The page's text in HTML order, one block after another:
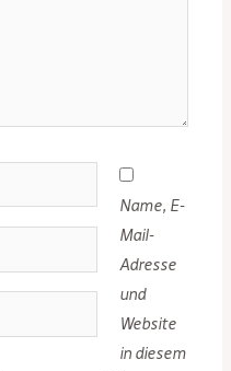
Name, E-
Mail-
Adresse
und
Website
in diesem